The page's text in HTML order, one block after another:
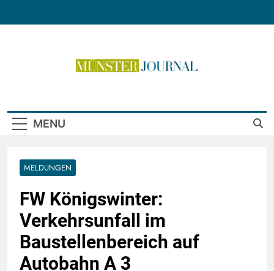
MENU
MELDUNGEN
FW Königswinter:
Verkehrsunfall im
Baustellenbereich auf
Autobahn A 3